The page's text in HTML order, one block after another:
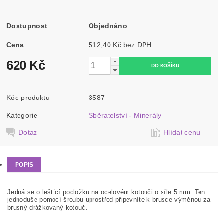
Dostupnost Objednáno
Cena 512,40 Kč bez DPH
620 Kč
Kód produktu 3587
Kategorie Sběratelství - Minerály
Dotaz Hlídat cenu
POPIS
Jedná se o leštící podložku na ocelovém kotouči o síle 5 mm. Ten
jednoduše pomocí šroubu uprostřed připevníte k brusce výměnou za
brusný drážkovaný kotouč.